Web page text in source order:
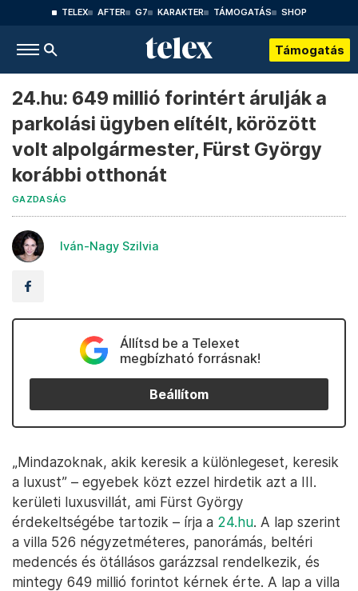
TELEX AFTER G7 KARAKTER TÁMOGATÁS SHOP
Támogatás
24.hu: 649 millió forintért árulják a
parkolási ügyben elítélt, körözött
volt alpolgármester, Fürst György
korábbi otthonát
GAZDASÁG
Iván-Nagy Szilvia
Állítsd be a Telexet
megbízható forrásnak!
Beállítom
„Mindazoknak, akik keresik a különlegeset, keresik
a luxust” – egyebek közt ezzel hirdetik azt a III.
kerületi luxusvillát, ami Fürst György
érdekeltségébe tartozik – írja a 24.hu. A lap szerint
a villa 526 négyzetméteres, panorámás, beltéri
medencés és ötállásos garázzsal rendelkezik, és
mintegy 649 millió forintot kérnek érte. A lap a villa